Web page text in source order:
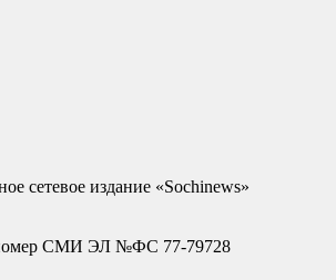
сетевое издание «Sochinews»
СМИ ЭЛ №ФС 77-79728